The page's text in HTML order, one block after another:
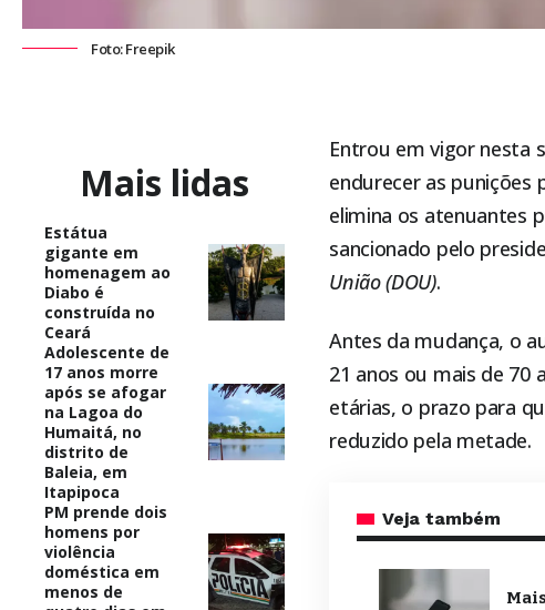
Foto: Freepik
Mais lidas
Estátua
gigante em
homenagem ao
Diabo é
construída no
Ceará
Adolescente de
17 anos morre
após se afogar
na Lagoa do
Humaitá, no
distrito de
Baleia, em
Itapipoca
PM prende dois
homens por
violência
doméstica em
menos de
Entrou em vigor nesta
endurecer as punições
elimina os atenuantes
sancionado pelo
União (DOU).
Antes da mudança, o
21 anos ou mais de 70
etárias, o prazo para
reduzido pela metade.
Veja também